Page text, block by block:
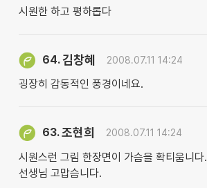
시원한 하고 평하롭다
64.김창혜 2008.07.11 14:24
굉장히 감동적인 풍경이네요.
63.조현희 2008.07.11 14:24
시원스런 그림 한장면이 가슴을 확티움니다.
선생님 고맙슴니다.